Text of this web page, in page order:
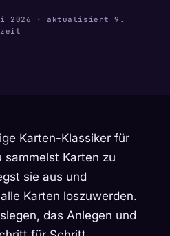
2026 · aktualisiert9.
Karten-Klassiker für
sammelst Karten zu
sie aus und
Karten loszuwerden.
das Anlegen und